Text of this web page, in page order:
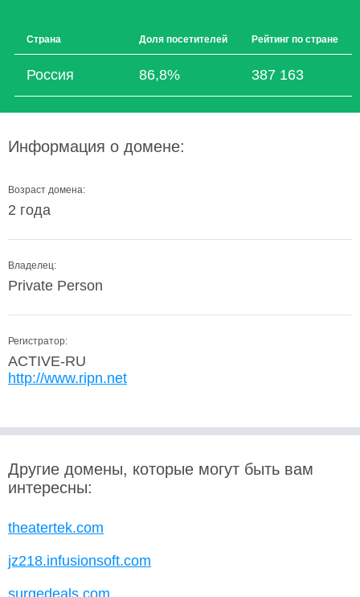
Страна Доля посетителей Рейтинг по стране
Россия 86,8% 387 163
Информация о домене:
Возраст домена:
2 года
Владелец:
Private Person
Регистратор:
ACTIVE-RU
http://www.ripn.net
Другие домены, которые могут быть вам
интересны:
theatertek.com
jz218.infusionsoft.com
surgedeals.com